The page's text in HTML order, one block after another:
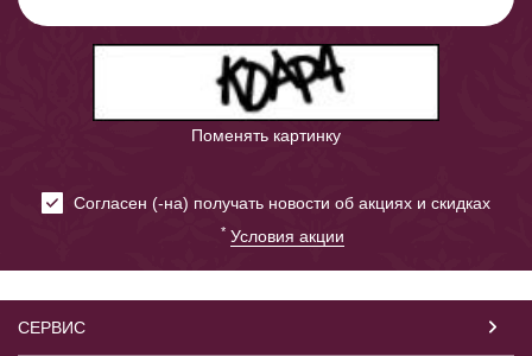
Поменять картинку
Cогласен (-на) получать новости об акциях и скидках
* Условия акции
СЕРВИС